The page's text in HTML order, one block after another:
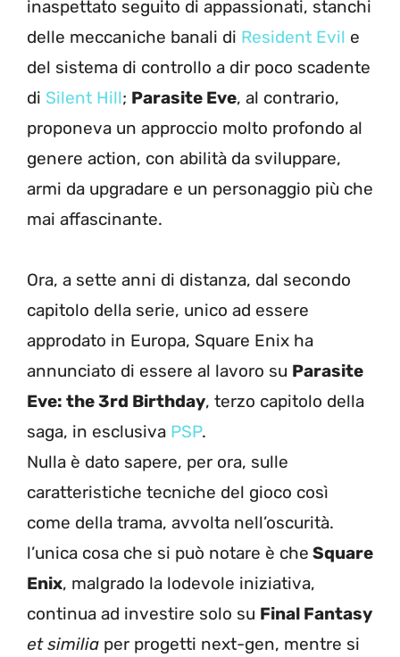
inaspettato seguito di appassionati, stanchi
delle meccaniche banali di Resident Evil e
del sistema di controllo a dir poco scadente
di Silent Hill; Parasite Eve, al contrario,
proponeva un approccio molto profondo al
genere action, con abilità da sviluppare,
armi da upgradare e un personaggio più che
mai affascinante.
Ora, a sette anni di distanza, dal secondo
capitolo della serie, unico ad essere
approdato in Europa, Square Enix ha
annunciato di essere al lavoro su Parasite
Eve: the 3rd Birthday, terzo capitolo della
saga, in esclusiva PSP.
Nulla è dato sapere, per ora, sulle
caratteristiche tecniche del gioco così
come della trama, avvolta nell’oscurità.
l’unica cosa che si può notare è che Square
Enix, malgrado la lodevole iniziativa,
continua ad investire solo su Final Fantasy
et similia per progetti next-gen, mentre si